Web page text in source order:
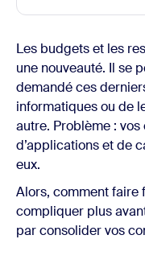
Les budgets et les
une nouveauté. Il se
demandé ces
informatiques ou de
autre. Problème :
d’applications et de
eux.
Alors, comment faire
compliquer plus
par consolider vos